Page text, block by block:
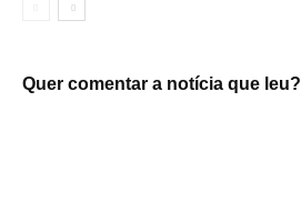
Quer comentar a notícia que leu?